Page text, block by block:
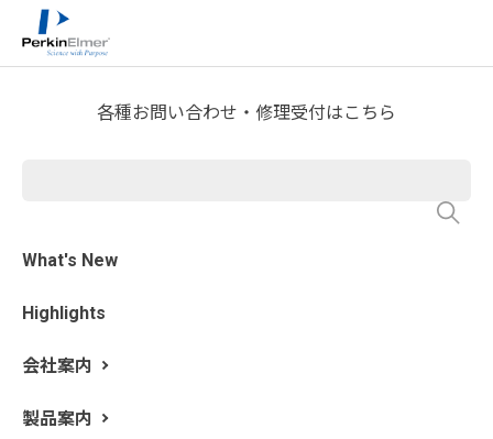
各種お問い合わせ・修理受付はこちら
What's New
Highlights
会社案内
製品案内
ホーム
アドバンスドマテリアル及び化学
半導体・エレクトロニクス オ
ンデマンド e-ライブラリー
NexION 5000は、真のトリプル四重極を搭載した初めて
のマルチ四重極ICP-MSシステムです。半導体業界等で要
NexION5000 に搭載された 4 つの四重極の機能やこの機